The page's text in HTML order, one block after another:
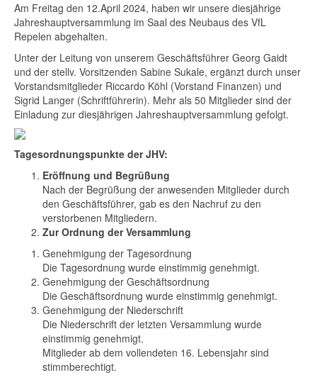
Am Freitag den 12.April 2024, haben wir unsere diesjährige
Jahreshauptversammlung im Saal des Neubaus des VfL
Repelen abgehalten.
Unter der Leitung von unserem Geschäftsführer Georg Gaidt
und der stellv. Vorsitzenden Sabine Sukale, ergänzt durch unser
Vorstandsmitglieder Riccardo Köhl (Vorstand Finanzen) und
Sigrid Langer (Schriftführerin). Mehr als 50 Mitglieder sind der
Einladung zur diesjährigen Jahreshauptversammlung gefolgt.
Tagesordnungspunkte der JHV:
Eröffnung und Begrüßung
Nach der Begrüßung der anwesenden Mitglieder durch
den Geschäftsführer, gab es den Nachruf zu den
verstorbenen Mitgliedern.
Zur Ordnung der Versammlung
Genehmigung der Tagesordnung
Die Tagesordnung wurde einstimmig genehmigt.
Genehmigung der Geschäftsordnung
Die Geschäftsordnung wurde einstimmig genehmigt.
Genehmigung der Niederschrift
Die Niederschrift der letzten Versammlung wurde
einstimmig genehmigt.
Mitglieder ab dem vollendeten 16. Lebensjahr sind
stimmberechtigt.